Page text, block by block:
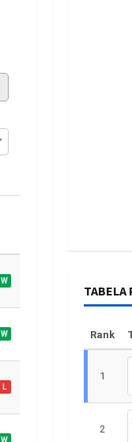
W
W
L
W
TABELA
Rank
1
2